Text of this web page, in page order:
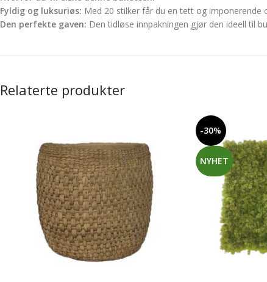
Fyldig og luksuriøs: Med 20 stilker får du en tett og imponerende
Den perfekte gaven: Den tidløse innpakningen gjør den ideell til
Relaterte produkter
-30%
NYHET